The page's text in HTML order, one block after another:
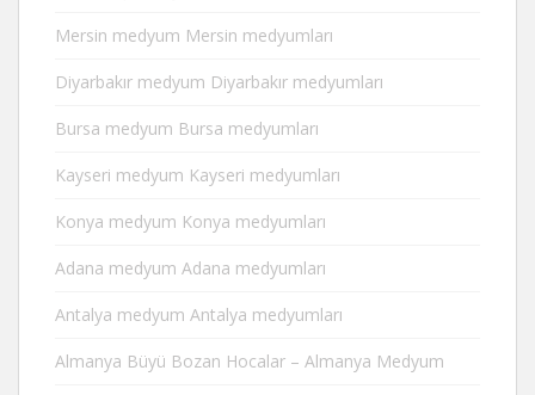
Mersin medyum Mersin medyumları
Diyarbakır medyum Diyarbakır medyumları
Bursa medyum Bursa medyumları
Kayseri medyum Kayseri medyumları
Konya medyum Konya medyumları
Adana medyum Adana medyumları
Antalya medyum Antalya medyumları
Almanya Büyü Bozan Hocalar – Almanya Medyum